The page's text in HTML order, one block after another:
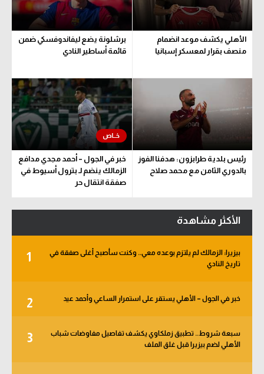
الأهلي يكشف موعد انضمام
منصف بقرار لمعسكر إسبانيا
برشلونة يضع ليفاندوفسكي ضمن
قائمة أساطير النادي
رئيس بلدية طرابزون: هدفنا الفوز
بالدوري الثامن مع محمد صلاح
خبر في الجول – أحمد مجدي مدافع
الزمالك ينضم لـ بترول أسيوط في
صفقة انتقال حر
الأكثر مشاهدة
1
بيزيرا: الزمالك لم يلتزم بوعده معي.. وكنت سأصبح أغلى صفقة في
تاريخ النادي
2 خبر في الجول – الأهلي يستقر على استمرار الساعي وأحمد عيد
3
سبعة شروط.. تطبيق زملكاوي يكشف تفاصيل مفاوضات شباب
الأهلي لضم بيزيرا قبل غلق الملف